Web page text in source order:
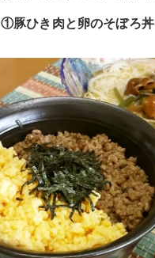
①豚ひき肉と卵のそぼろ丼